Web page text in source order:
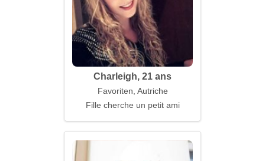
Charleigh, 21 ans
Favoriten, Autriche
Fille cherche un petit ami